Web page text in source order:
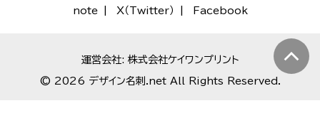
note X（Twitter） Facebook
運営会社: 株式会社ケイワンプリント
© 2026 デザイン名刺.net All Rights Reserved.